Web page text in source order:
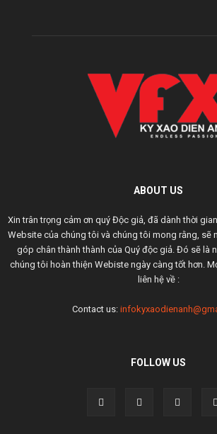
ABOUT US
Xin trân trọng cảm ơn quý Độc giả, đã dành thời
Website của chúng tôi và chúng tôi mong rằng, sẽ
góp chân thành thành của Quý độc giả. Đó sẽ là
chúng tôi hoàn thiện Webiste ngày càng tốt hơn.
liên hệ về :
Contact us:
FOLLOW US